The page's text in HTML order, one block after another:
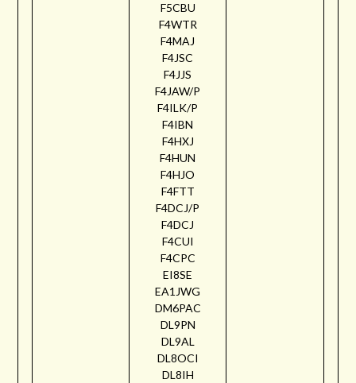
F5CBU
F4WTR
F4MAJ
F4JSC
F4JJS
F4JAW/P
F4ILK/P
F4IBN
F4HXJ
F4HUN
F4HJO
F4FTT
F4DCJ/P
F4DCJ
F4CUI
F4CPC
EI8SE
EA1JWG
DM6PAC
DL9PN
DL9AL
DL8OCI
DL8IH